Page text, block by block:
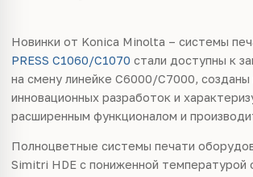
Новинки от Konica Minolta – системы
PRESS C1060/C1070 стали доступны к
на смену линейке C6000/C7000, созданы
инновационных разработок и
расширенным функционалом и
Полноцветные системы печати
Simitri HDE с пониженной температурой